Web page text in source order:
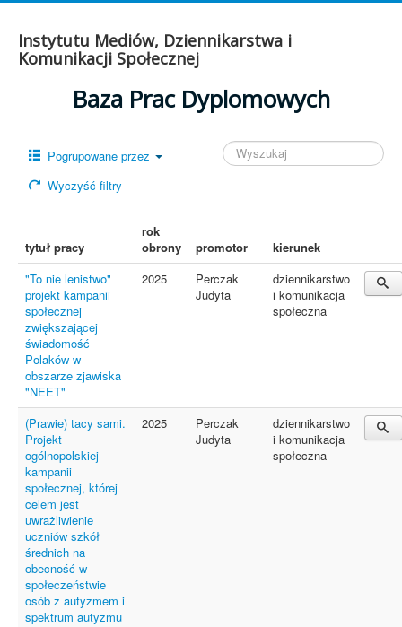
Instytutu Mediów, Dziennikarstwa i
Komunikacji Społecznej
Baza Prac Dyplomowych
Pogrupowane przez
Wyczyść filtry
tytuł pracy
rok
obrony
promotor kierunek
"To nie lenistwo"
projekt kampanii
społecznej
zwiększającej
świadomość
Polaków w
obszarze zjawiska
"NEET"
2025
Perczak
Judyta
dziennikarstwo
i komunikacja
społeczna
(Prawie) tacy sami.
Projekt
ogólnopolskiej
kampanii
społecznej, której
celem jest
uwrażliwienie
uczniów szkół
średnich na
obecność w
społeczeństwie
osób z autyzmem i
spektrum autyzmu
2025
Perczak
Judyta
dziennikarstwo
i komunikacja
społeczna